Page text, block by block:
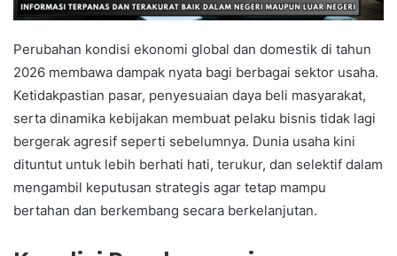
Perubahan kondisi ekonomi global dan domestik di tahun
2026 membawa dampak nyata bagi berbagai sektor usaha.
Ketidakpastian pasar, penyesuaian daya beli masyarakat,
serta dinamika kebijakan membuat pelaku bisnis tidak lagi
bergerak agresif seperti sebelumnya. Dunia usaha kini
dituntut untuk lebih berhati hati, terukur, dan selektif dalam
mengambil keputusan strategis agar tetap mampu
bertahan dan berkembang secara berkelanjutan.